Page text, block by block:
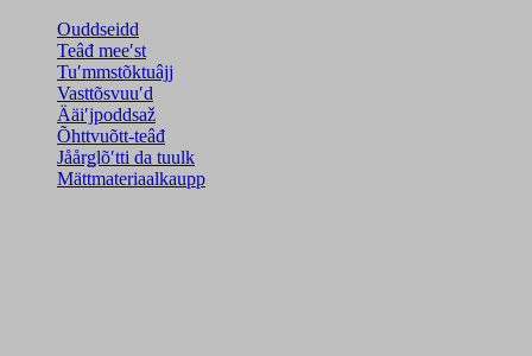
Ouddseidd
Teâđ meeʹst
Tuʹmmstõktuâjj
Vasttõsvuuʹd
Ääiʹjpoddsaž
Õhttvuõtt-teâđ
Jåårǥlõʹtti da tuulk
Mättmateriaalkaupp